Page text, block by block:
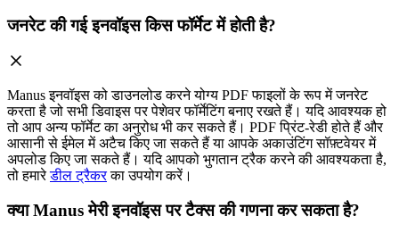
जनरेट की गई इनवॉइस किस फॉर्मेट में होती है?
Manus इनवॉइस को डाउनलोड करने योग्य PDF फाइलों के रूप में जनरेट
करता है जो सभी डिवाइस पर पेशेवर फॉर्मेटिंग बनाए रखते हैं। यदि आवश्यक हो
तो आप अन्य फॉर्मेट का अनुरोध भी कर सकते हैं। PDF प्रिंट-रेडी होते हैं और
आसानी से ईमेल में अटैच किए जा सकते हैं या आपके अकाउंटिंग सॉफ़्टवेयर में
अपलोड किए जा सकते हैं। यदि आपको भुगतान ट्रैक करने की आवश्यकता है,
तो हमारेडील ट्रैकरका उपयोग करें।
क्या Manus मेरी इनवॉइस पर टैक्स की गणना कर सकता है?